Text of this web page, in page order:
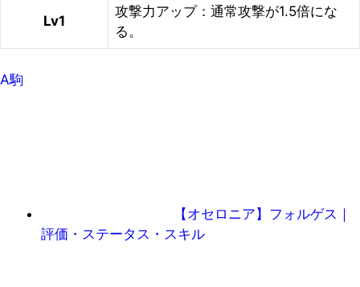
Lv1
攻撃力アップ：通常攻撃が1.5倍にな
る。
A駒
【オセロニア】フォルゲス｜
評価・ステータス・スキル